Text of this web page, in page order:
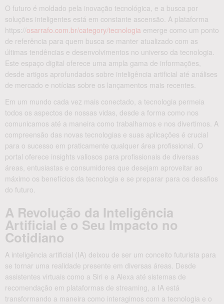
O futuro é moldado pela inovação tecnológica, e a busca por
soluções inteligentes está em constante ascensão. A plataforma
https://osarrafo.com.br/category/tecnologia emerge como um ponto
de referência para quem busca se manter atualizado com as
últimas tendências e desenvolvimentos no universo da tecnologia.
Este espaço digital oferece uma ampla gama de informações,
desde artigos aprofundados sobre inteligência artificial até análises
de mercado e notícias sobre os lançamentos mais recentes.
Em um mundo cada vez mais conectado, a tecnologia permeia
todos os aspectos de nossas vidas, desde a forma como nos
comunicamos até a maneira como trabalhamos e nos divertimos. A
compreensão das novas tecnologias e suas aplicações é crucial
para o sucesso em praticamente qualquer área profissional. O
portal oferece insights valiosos para profissionais de diversas
áreas, entusiastas e consumidores que desejam aproveitar ao
máximo os benefícios da tecnologia e se preparar para os desafios
do futuro.
A Revolução da Inteligência
Artificial e o Seu Impacto no
Cotidiano
A inteligência artificial (IA) deixou de ser um conceito futurista para
se tornar uma realidade presente em diversas áreas. Desde
assistentes virtuais como a Siri e a Alexa até sistemas de
recomendação em plataformas de streaming, a IA está
transformando a maneira como interagimos com a tecnologia e o